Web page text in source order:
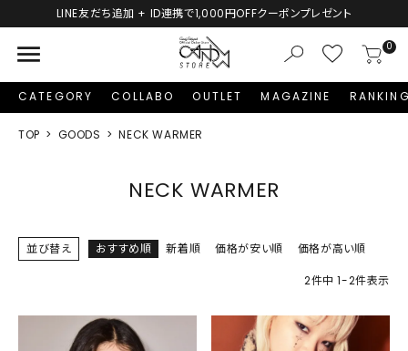
LINE友だち追加 + ID連携で1,000円OFFクーポンプレゼント
menu 0
CATEGORY COLLABO OUTLET MAGAZINE
TOP GOODS NECK WARMER
NECK WARMER
並び替え おすすめ順 新着順 価格が安い順 価格が高い順
2件中 1-2件表示